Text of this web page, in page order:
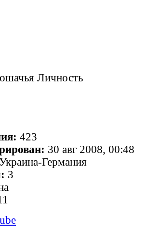
Личность
423
30 авг 2008, 00:48
Германия
3